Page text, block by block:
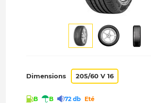
Dimensions 205/60 V 16
B B 72 db Eté